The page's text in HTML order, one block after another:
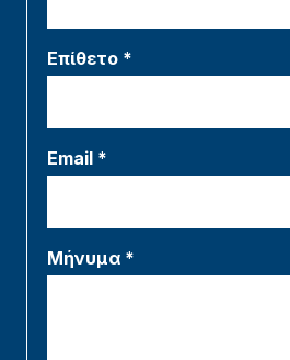
Επίθετο *
Email *
Μήνυμα *